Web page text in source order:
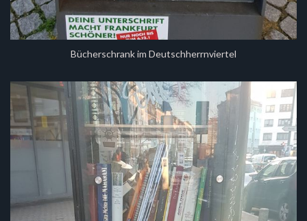
Bücherschrank im Deutschherrnviertel